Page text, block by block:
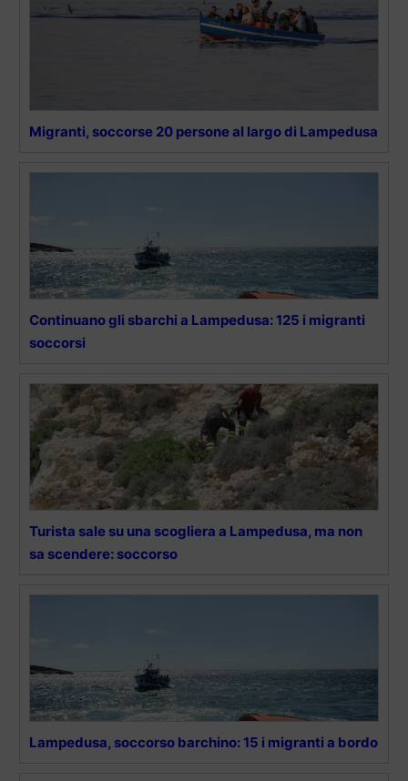
Migranti, soccorse 20 persone al largo di Lampedusa
Continuano gli sbarchi a Lampedusa: 125 i migranti
soccorsi
Turista sale su una scogliera a Lampedusa, ma non
sa scendere: soccorso
Lampedusa, soccorso barchino: 15 i migranti a bordo